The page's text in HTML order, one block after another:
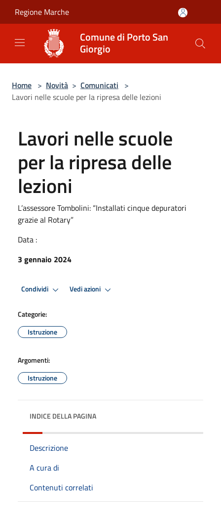
Regione Marche
Comune di Porto San
Giorgio
Home > Novità > Comunicati >
Lavori nelle scuole per la ripresa delle lezioni
Lavori nelle scuole
per la ripresa delle
lezioni
L’assessore Tombolini: “Installati cinque depuratori
grazie al Rotary”
Data :
3 gennaio 2024
Condividi Vedi azioni
Categorie:
Istruzione
Argomenti:
Istruzione
INDICE DELLA PAGINA
Descrizione
A cura di
Contenuti correlati